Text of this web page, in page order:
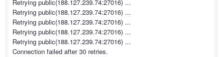
Retrying public(188.127.239.74:27016) ...
Retrying public(188.127.239.74:27016) ...
Retrying public(188.127.239.74:27016) ...
Retrying public(188.127.239.74:27016) ...
Retrying public(188.127.239.74:27016) ...
Connection failed after 30 retries.